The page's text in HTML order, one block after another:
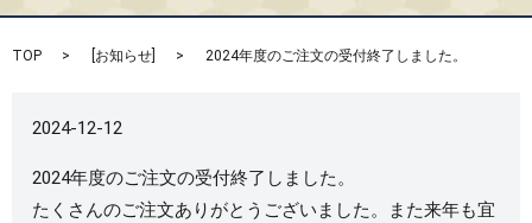
TOP お知らせ 2024年度のご注文の受付終了しました。
2024-12-12
2024年度のご注文の受付終了しました。
たくさんのご注文ありがとうございました。また来年も宜